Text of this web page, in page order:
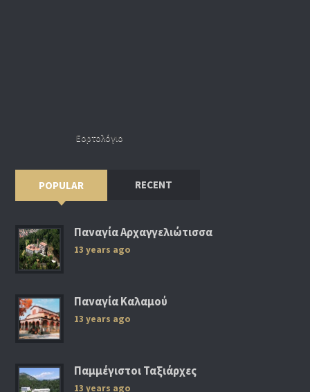
Εορτολόγιο
POPULAR RECENT
Παναγία Αρχαγγελιώτισσα
13 years ago
Παναγία Καλαμού
13 years ago
Παμμέγιστοι Ταξιάρχες
13 years ago